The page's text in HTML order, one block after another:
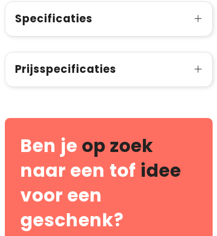
Specificaties
Prijsspecificaties
Ben je op zoek
naar een tof idee
voor een
geschenk?